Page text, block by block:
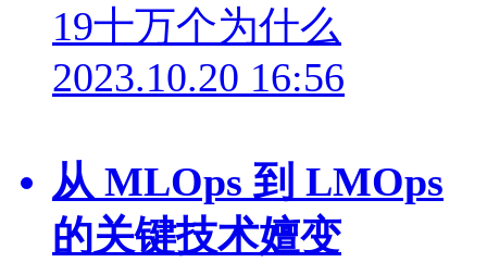
19十万个为什么
2023.10.20 16:56
从 MLOps 到 LMOps
的关键技术嬗变